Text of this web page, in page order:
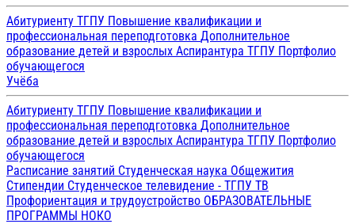
Абитуриенту ТГПУ Повышение квалификации и
профессиональная переподготовка Дополнительное
образование детей и взрослых Аспирантура ТГПУ Портфолио
обучающегося
Учёба
Абитуриенту ТГПУ Повышение квалификации и
профессиональная переподготовка Дополнительное
образование детей и взрослых Аспирантура ТГПУ Портфолио
обучающегося
Расписание занятий Студенческая наука Общежития
Стипендии Студенческое телевидение - ТГПУ ТВ
Профориентация и трудоустройство ОБРАЗОВАТЕЛЬНЫЕ
ПРОГРАММЫ НОКО